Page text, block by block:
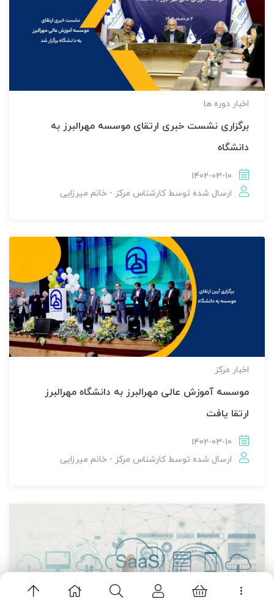
اخبار دوره ها
برگزاری نشست خبری ارتقای موسسه مهرالبرز به
دانشگاه
1402-03-10
ارسال شده توسطکارشناس مرکز - خانم میرزایی
اخبار مركز
موسسه آموزش عالی مهرالبرز به دانشگاه مهرالبرز
ارتقا یافت
1402-03-10
ارسال شده توسطکارشناس مرکز - خانم میرزایی